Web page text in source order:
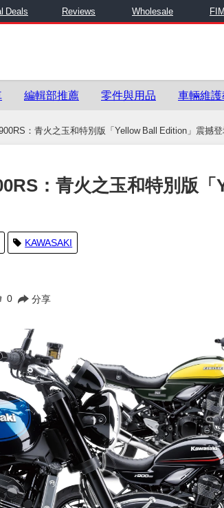
Deals Reviews Wholesale
編輯部推薦 零件與用品 車輛維
：青火之玉和特別版「Yellow Ball Edition」震撼登
：青火之玉和特別版「
KAWASAKI
0 分享